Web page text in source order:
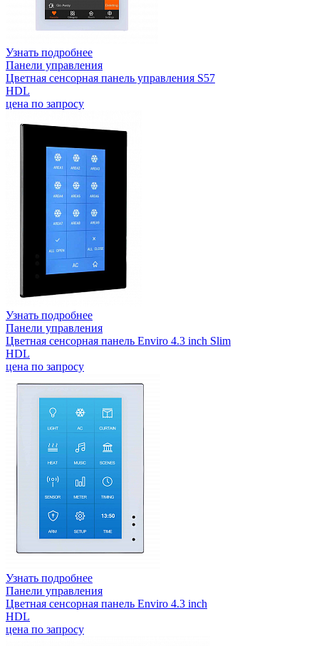
Узнать подробнее
Панели управления
Цветная сенсорная панель управления S57
HDL
цена по запросу
Узнать подробнее
Панели управления
Цветная сенсорная панель Enviro 4.3 inch Slim
HDL
цена по запросу
Узнать подробнее
Панели управления
Цветная сенсорная панель Enviro 4.3 inch
HDL
цена по запросу